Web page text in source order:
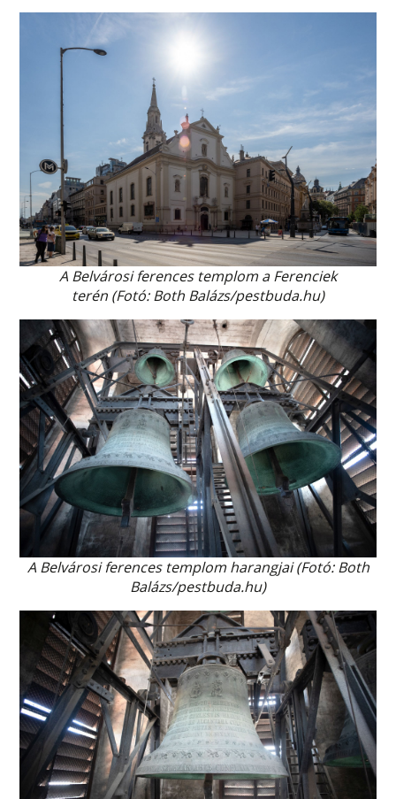
A Belvárosi ferences templom a Ferenciek
terén (Fotó: Both Balázs/pestbuda.hu)
A Belvárosi ferences templom harangjai (Fotó: Both
Balázs/pestbuda.hu)